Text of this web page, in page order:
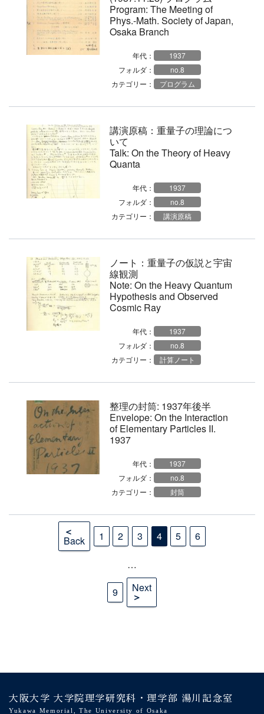
Program: The Meeting of
Phys.-Math. Society of Japan,
Osaka Branch
年代：
1937
フォルダ：
no.8
カテゴリー：
プログラム
講演原稿：重量子の理論につ
いて
Talk: On the Theory of Heavy
Quanta
年代：
1937
フォルダ：
no.8
カテゴリー：
講演原稿
ノート：重量子の仮説と宇宙
線観測
Note: On the Heavy Quantum
Hypothesis and Observed
Cosmic Ray
年代：
1937
フォルダ：
no.8
カテゴリー： 計算ノート
整理の封筒: 1937年後半
Envelope: On the Interaction
of Elementary Particles II.
1937
年代：
1937
フォルダ：
no.8
カテゴリー：
封筒
投
Back 1 2 3 4 5 6
…
9 Next
大阪大学 大学院理学研究科・理学部 湯川記念室
Yukawa Memorial, The University of Osaka